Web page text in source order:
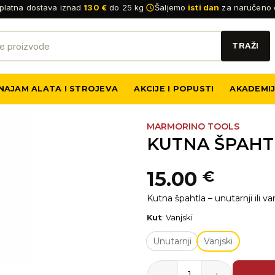
dostava iznad 130 € do 25 kg Šaljemo isti dan za naručeno
ALATA I STROJEVA AKCIJE I POPUSTI
MARMORINO TOOLS
KUTNA
15.00 €
Kutna špahtla – unutarnji ili
Kut: Vanjski
Unutarnji Vanjski
KUTNA ŠPAHTLA INOX